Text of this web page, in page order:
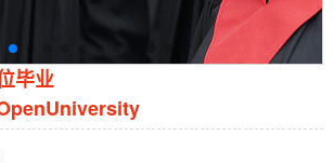
毕业